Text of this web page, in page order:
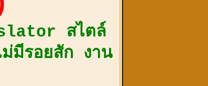
สไตล์
มีรอยสัก งาน